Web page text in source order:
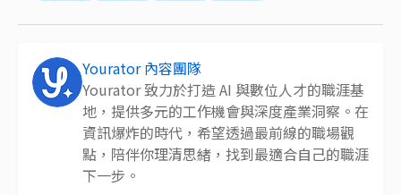
Yourator 內容團隊
Yourator 致力於打造 AI 與數位人才的職涯基
地，提供多元的工作機會與深度產業洞察。在
資訊爆炸的時代，希望透過最前線的職場觀
點，陪伴你理清思緒，找到最適合自己的職涯
下一步。